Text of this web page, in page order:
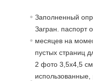
Заполненный
Загран. паспорт
месяцев на
пустых страниц
2 фото 3,5х4,5